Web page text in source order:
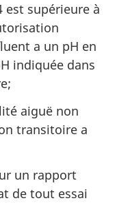
est supérieure à
a un pH en
indiquée dans
aiguë non
transitoire a
un rapport
de tout essai